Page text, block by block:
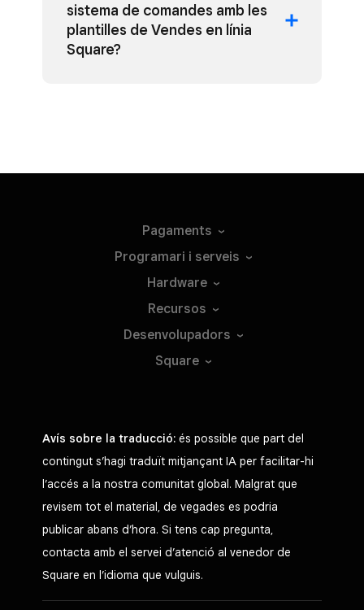
sistema de comandes amb les
plantilles de Vendes en línia
Square?
Pagaments
Programari i serveis
Hardware
Recursos
Desenvolupadors
Square
Avís sobre la traducció: és possible que part del
contingut s’hagi traduït mitjançant IA per facilitar-hi
l’accés a la nostra comunitat global. Malgrat que
revisem tot el material, de vegades es podria
publicar abans d’hora. Si tens cap pregunta,
contacta amb el servei d’atenció al venedor de
Square en l’idioma que vulguis.